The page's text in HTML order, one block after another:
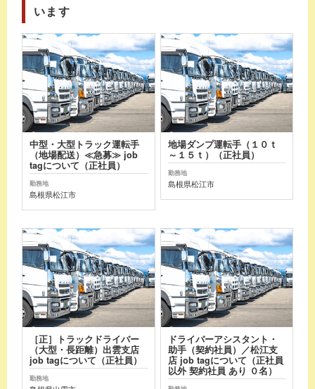
います
中型・大型トラック運転手
（地場配送）≪急募≫ job
tagについて（正社員）
勤務地
島根県松江市
地場ダンプ運転手（１０ｔ
～１５ｔ）（正社員）
勤務地
島根県松江市
［正］トラックドライバー
（大型・長距離）出雲支店
job tagについて（正社員）
勤務地
ドライバーアシスタント・
助手（契約社員）／松江支
店 job tagについて（正社員
以外 契約社員 あり ０名）